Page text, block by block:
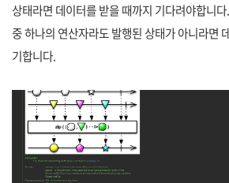
상태라면 데이터를 받을 때까지 기다려야합니
중 하나의 연산자라도 발행된 상태가 아니라면
기합니다.